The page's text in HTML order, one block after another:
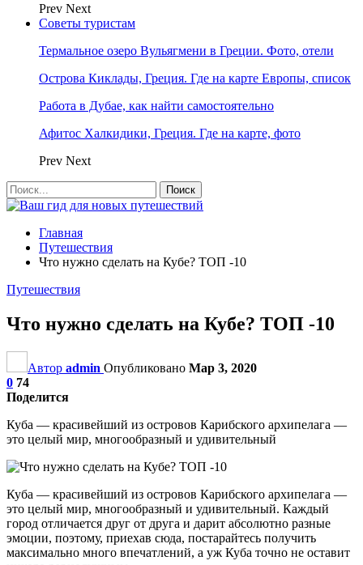
Prev Next
Советы туристам
Термальное озеро Вульягмени в Греции. Фото, отели
Острова Киклады, Греция. Где на карте Европы, список
Работа в Дубае, как найти самостоятельно
Афитос Халкидики, Греция. Где на карте, фото
Prev Next
Главная
Путешествия
Что нужно сделать на Кубе? ТОП -10
Путешествия
Что нужно сделать на Кубе? ТОП -10
Автор admin Опубликовано Мар 3, 2020
0 74
Поделится
Куба — красивейший из островов Карибского архипелага —
это целый мир, многообразный и удивительный
Куба — красивейший из островов Карибского архипелага —
это целый мир, многообразный и удивительный. Каждый
город отличается друг от друга и дарит абсолютно разные
эмоции, поэтому, приехав сюда, постарайтесь получить
максимально много впечатлений, а уж Куба точно не оставит